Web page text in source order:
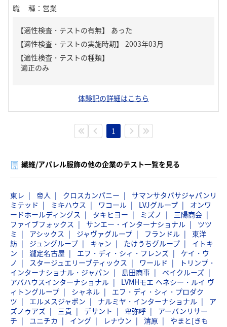
職種 ： 営業
【適性検査・テストの有無】 あった
【適性検査・テストの種類】
適正のみ
体験記の詳細はこちら
1
繊維/アパレル服飾の他の企業のテスト一覧を見る
東レ 帝人 クロスカンパニー
サマンサタバサジャパンリ
ミテッド
ミキハウス ワコール LVJグループ
オンワ
ードホールディングス
タキヒヨー ミズノ
三陽商会
ファイブフォックス
サンエー・インターナショナル
ツツ
ミ
アシックス ジャヴァグループ フランドル
東洋
紡
ジュングループ キャン たけうちグループ
イトキ
ン
瀧定名古屋 エフ・ディ・シィ・フレンズ
ケイ・ウ
ノ
スタージュエリーブティックス ワールド
トリンプ・
インターナショナル・ジャパン
島田商事
ベイクルーズ
アバハウスインターナショナル
LVMHモエ ヘネシー・ルイ ヴ
ィトングループ
シャネル
エフ・ディ・シィ・プロダク
ツ
エルメスジャポン ナルミヤ・インターナショナル
ア
ズノゥアズ
三貴 デサント 卑弥呼
アーバンリサー
チ
ユニチカ イング レナウン 清原
やまと[きも